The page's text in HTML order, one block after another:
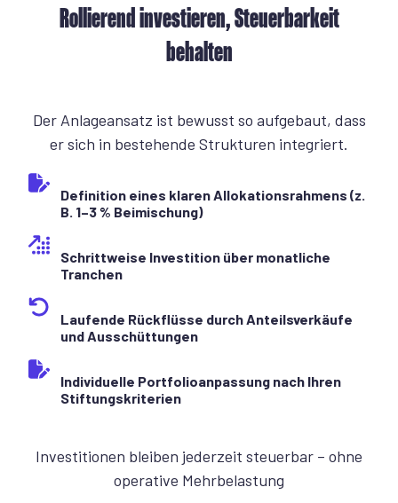
Rollierend investieren, Steuerbarkeit
behalten
Der Anlageansatz ist bewusst so aufgebaut, dass
er sich in bestehende Strukturen integriert.
Definition eines klaren Allokationsrahmens (z.
B. 1–3 % Beimischung)
Schrittweise Investition über monatliche
Tranchen
Laufende Rückflüsse durch Anteilsverkäufe
und Ausschüttungen
Individuelle Portfolioanpassung nach Ihren
Stiftungskriterien
Investitionen bleiben jederzeit steuerbar – ohne
operative Mehrbelastung